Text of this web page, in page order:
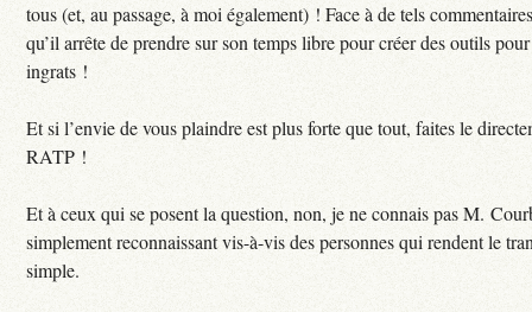
tous (et, au passage, à moi également) ! Face à de tels
qu’il arrête de prendre sur son temps libre pour créer des outils
ingrats !
Et si l’envie de vous plaindre est plus forte que tout, faites le
RATP !
Et à ceux qui se posent la question, non, je ne connais pas M.
simplement reconnaissant vis-à-vis des personnes qui rendent le
simple.